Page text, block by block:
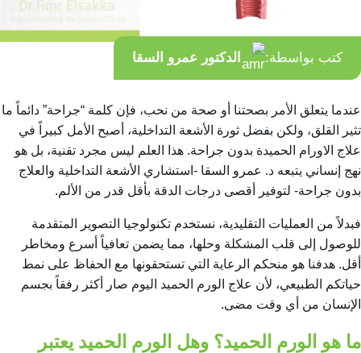
كتب بواسطة: الدكتور عمرو السقا
عندما يتعلق الأمر بصحتنا أو صحة من نحب، فإن كلمة “جراحة” دائماً ما
تثير القلق، ولكن بفضل ثورة الأشعة التداخلية، أصبح الأمل كبيراً في
علاج الاورام الحميدة بدون جراحة. هذا العلم ليس مجرد تقنية، بل هو
نهج إنساني يتبعه د. عمرو السقا -استشاري الأشعة التداخلية والعلاج
بدون جراحة- لتوفير أقصى درجات الدقة بأقل قدر من الألم.
فبدلاً من العمليات التقليدية، نستخدم تكنولوجيا التصوير المتقدمة
للوصول إلى قلب المشكلة وحلها، مما يضمن تعافياً أسرع ومخاطر
أقل. هدفنا هو منحكم الرعاية التي تستحقونها مع الحفاظ على نمط
حياتكم الطبيعي، لأن علاج الورم الحميد اليوم صار أكثر رفقاً بجسم
الإنسان من أي وقت مضى.
ما هو الورم الحميد؟ وهل الورم الحميد يعتبر